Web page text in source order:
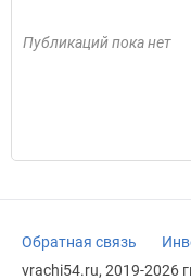
Публикаций пока нет
Обратная связь
vrachi54.ru, 2019-2026